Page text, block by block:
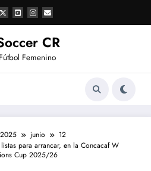
CR
Femenino
2025 junio
12
para arrancar, en la Concacaf W
Cup 2025/26